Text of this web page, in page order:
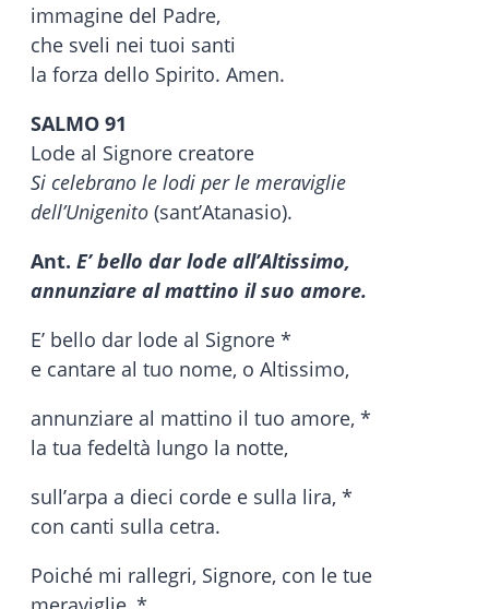
immagine del Padre,
che sveli nei tuoi santi
la forza dello Spirito. Amen.
SALMO 91
Lode al Signore creatore
Si celebrano le lodi per le meraviglie
dell’Unigenito (sant’Atanasio).
Ant. E’ bello dar lode all’Altissimo,
annunziare al mattino il suo amore.
E’ bello dar lode al Signore *
e cantare al tuo nome, o Altissimo,
annunziare al mattino il tuo amore, *
la tua fedeltà lungo la notte,
sull’arpa a dieci corde e sulla lira, *
con canti sulla cetra.
Poiché mi rallegri, Signore, con le tue